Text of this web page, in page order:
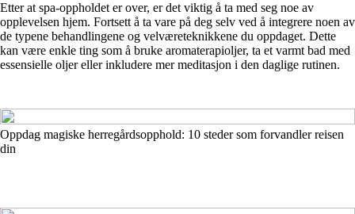
Etter at spa-oppholdet er over, er det viktig å ta med seg noe av
opplevelsen hjem. Fortsett å ta vare på deg selv ved å integrere noen av
de typene behandlingene og velværeteknikkene du oppdaget. Dette
kan være enkle ting som å bruke aromaterapioljer, ta et varmt bad med
essensielle oljer eller inkludere mer meditasjon i den daglige rutinen.
Oppdag magiske herregårdsopphold: 10 steder som forvandler reisen
din